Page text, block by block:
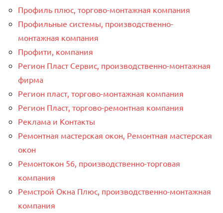
Профиль плюс, торгово-монтажная компания
Профильные системы, производственно-
монтажная компания
Профити, компания
Регион Пласт Сервис, производственно-монтажная
фирма
Регион пласт, торгово-монтажная компания
Регион Пласт, торгово-ремонтная компания
Реклама и Контакты
Ремонтная мастерская окон, Ремонтная мастерская
окон
Ремонтокон 56, производственно-торговая
компания
Ремстрой Окна Плюс, производственно-монтажная
компания